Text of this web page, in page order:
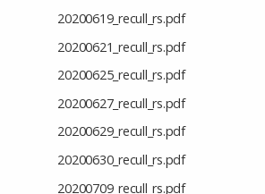
20200619_recull_rs.pdf
20200621_recull_rs.pdf
20200625_recull_rs.pdf
20200627_recull_rs.pdf
20200629_recull_rs.pdf
20200630_recull_rs.pdf
20200709_recull_rs.pdf